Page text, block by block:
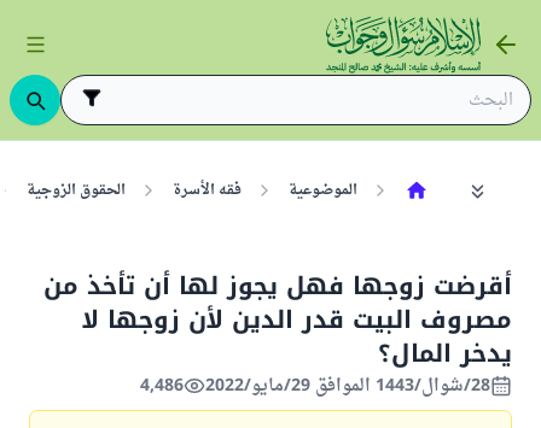
الموضوعية فقه الأسرة الحقوق الزوجية
أقرضت زوجها فهل يجوز لها أن تأخذ من
مصروف البيت قدر الدين لأن زوجها لا
يدخر المال؟
28/شوال/1443 الموافق 29/مايو/2022 4,486